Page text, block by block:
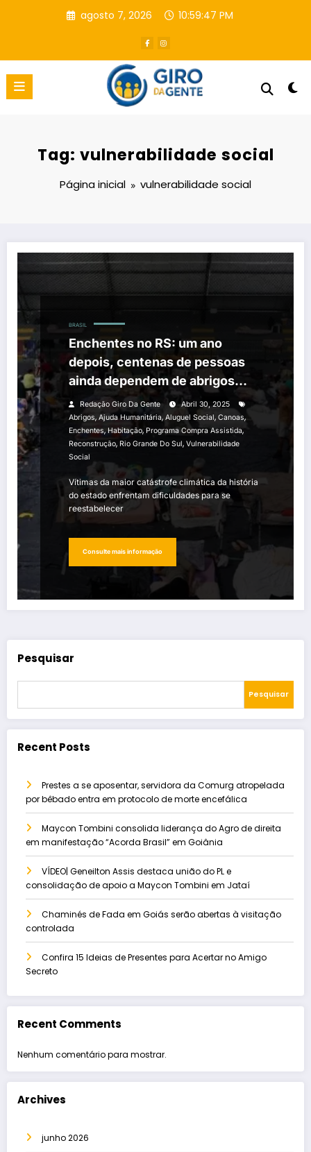
agosto 7, 2026 10:59:48 PM
Tag: vulnerabilidade social
Página inicial vulnerabilidade social
BRASIL
Enchentes no RS: um ano
depois, centenas de pessoas
ainda dependem de abrigos
temporários
Redação Giro Da Gente
Abril 30, 2025
Abrigos, Ajuda Humanitária, Aluguel Social, Canoas,
Enchentes, Habitação, Programa Compra Assistida,
Reconstrução, Rio Grande Do Sul, Vulnerabilidade
Social
Vítimas da maior catástrofe climática da história
do estado enfrentam dificuldades para se
reestabelecer
Consulte mais informação
Pesquisar
Pesquisar
Recent Posts
Prestes a se aposentar, servidora da Comurg atropelada
por bêbado entra em protocolo de morte encefálica
Maycon Tombini consolida liderança do Agro de direita
em manifestação “Acorda Brasil” em Goiânia
VÍDEO| Geneilton Assis destaca união do PL e
consolidação de apoio a Maycon Tombini em Jataí
Chaminés de Fada em Goiás serão abertas à visitação
controlada
Confira 15 Ideias de Presentes para Acertar no Amigo
Secreto
Recent Comments
Nenhum comentário para mostrar.
Archives
junho 2026